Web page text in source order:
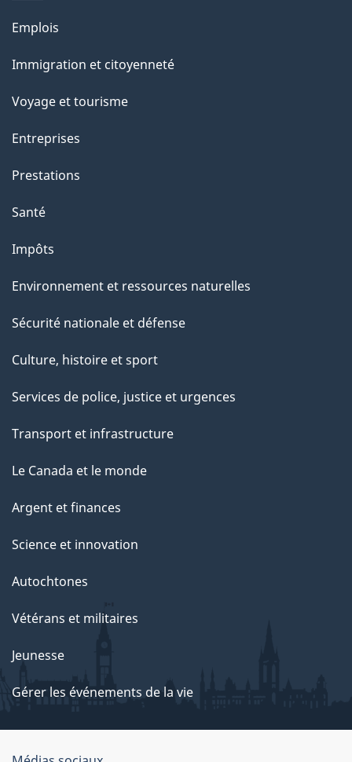
e
Thèmes
sujets
Emplois
Immigration et citoyenneté
Voyage et tourisme
Entreprises
Prestations
Santé
Impôts
Environnement et ressources naturelles
Sécurité nationale et défense
Culture, histoire et sport
Services de police, justice et urgences
Transport et infrastructure
Le Canada et le monde
Argent et finances
Science et innovation
Autochtones
Vétérans et militaires
Jeunesse
Gérer les événements de la vie